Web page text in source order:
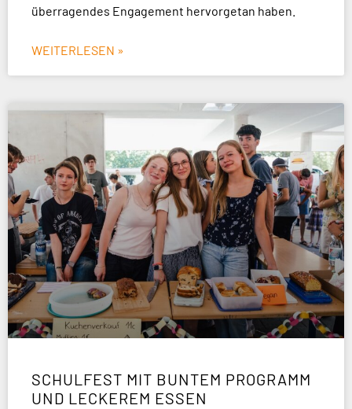
überragendes Engagement hervorgetan haben.
WEITERLESEN »
SCHULFEST MIT BUNTEM PROGRAMM
UND LECKEREM ESSEN